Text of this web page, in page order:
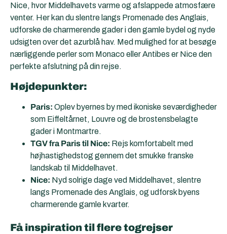
Nice, hvor Middelhavets varme og afslappede atmosfære
venter. Her kan du slentre langs Promenade des Anglais,
udforske de charmerende gader i den gamle bydel og nyde
udsigten over det azurblå hav. Med mulighed for at besøge
nærliggende perler som Monaco eller Antibes er Nice den
perfekte afslutning på din rejse.
Højdepunkter:
Paris: Oplev byernes by med ikoniske seværdigheder
som Eiffeltårnet, Louvre og de brostensbelagte
gader i Montmartre.
TGV fra Paris til Nice: Rejs komfortabelt med
højhastighedstog gennem det smukke franske
landskab til Middelhavet.
Nice: Nyd solrige dage ved Middelhavet, slentre
langs Promenade des Anglais, og udforsk byens
charmerende gamle kvarter.
Få inspiration til flere togrejser